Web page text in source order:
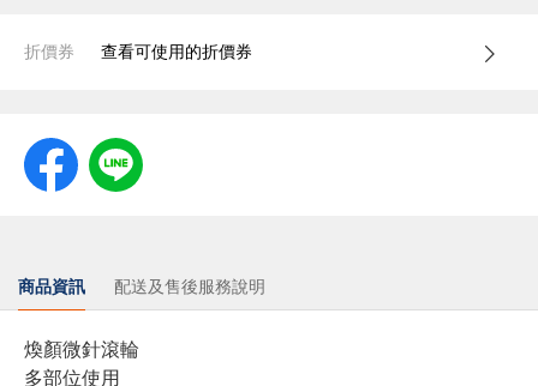
折價券 查看可使用的折價券
商品資訊 配送及售後服務說明
煥顏微針滾輪
多部位使用